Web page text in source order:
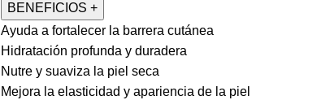
BENEFICIOS +
Ayuda a fortalecer la barrera cutánea
Hidratación profunda y duradera
Nutre y suaviza la piel seca
Mejora la elasticidad y apariencia de la piel